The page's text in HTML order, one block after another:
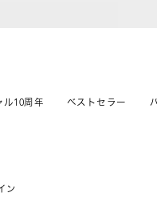
ル10周年 ベストセラー
ン